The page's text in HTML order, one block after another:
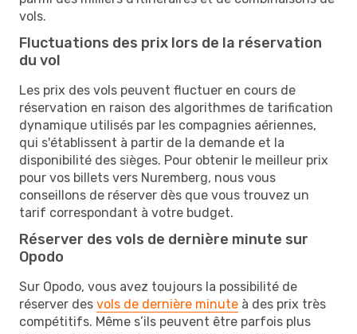
vols.
Fluctuations des prix lors de la réservation
du vol
Les prix des vols peuvent fluctuer en cours de
réservation en raison des algorithmes de tarification
dynamique utilisés par les compagnies aériennes,
qui s'établissent à partir de la demande et la
disponibilité des sièges. Pour obtenir le meilleur prix
pour vos billets vers Nuremberg, nous vous
conseillons de réserver dès que vous trouvez un
tarif correspondant à votre budget.
Réserver des vols de dernière minute sur
Opodo
Sur Opodo, vous avez toujours la possibilité de
réserver des vols de dernière minute à des prix très
compétitifs. Même s’ils peuvent être parfois plus